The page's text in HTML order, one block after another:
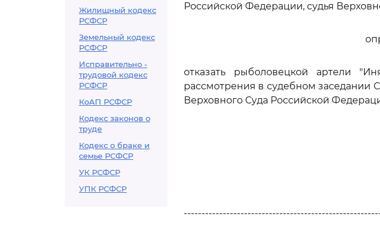
Жилищный кодекс
РСФСР
Земельный кодекс
РСФСР
Исправительно -
трудовой кодекс
РСФСР
КоАП РСФСР
Кодекс законов о
труде
Кодекс о браке и
семье РСФСР
УК РСФСР
УПК РСФСР
Российской Федерации, судья
отказать рыболовецкой артели
рассмотрения в судебном заседании
Верховного Суда Российской